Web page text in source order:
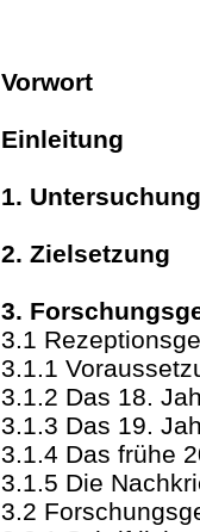
Vorwort
Einleitung
1.
2. Zielsetzung
3.
3.1
3.1.1
3.1.2 Das 18.
3.1.3 Das 19.
3.1.4 Das frühe
3.1.5 Die
3.2